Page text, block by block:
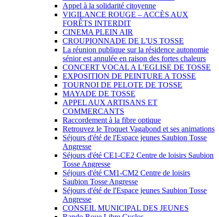
Appel à la solidarité citoyenne
VIGILANCE ROUGE – ACCÈS AUX
FORÊTS INTERDIT
CINEMA PLEIN AIR
CROUPIONNADE DE L'US TOSSE
La réunion publique sur la résidence autonomie
sénior est annulée en raison des fortes chaleurs
CONCERT VOCAL A L'EGLISE DE TOSSE
EXPOSITION DE PEINTURE A TOSSE
TOURNOI DE PELOTE DE TOSSE
MAYADE DE TOSSE
APPEL AUX ARTISANS ET
COMMERCANTS
Raccordement à la fibre optique
Retrouvez le Troquet Vagabond et ses animations
Séjours d'été de l'Espace jeunes Saubion Tosse
Angresse
Séjours d'été CE1-CE2 Centre de loisirs Saubion
Tosse Angresse
Séjours d'été CM1-CM2 Centre de loisirs
Saubion Tosse Angresse
Séjours d'été de l'Espace jeunes Saubion Tosse
Angresse
CONSEIL MUNICIPAL DES JEUNES